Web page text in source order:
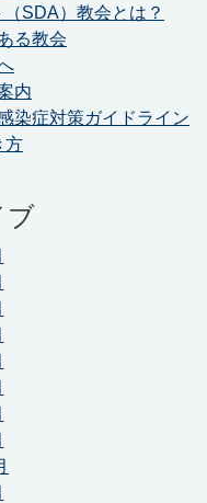
SDA）教会とは？
る教会
内
染症対策ガイドライン
方
ブ